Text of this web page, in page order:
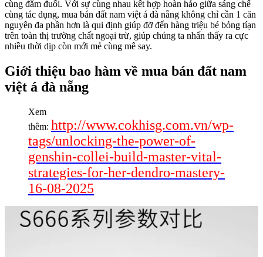
cùng đắm đuối. Với sự cùng nhau kết hợp hoàn hảo giữa sáng chế
cùng tác dụng, mua bán đất nam việt á đà nẵng không chỉ cần 1 căn
nguyên đa phần hơn là qui định giúp đỡ đến hàng triệu bé bỏng tíạn
trên toàn thị trường chất ngoại trừ, giúp chúng ta nhấn thấy ra cực
nhiều thời dịp còn mới mẻ cùng mê say.
Giới thiệu bao hàm về mua bán đất nam
việt á đà nẵng
Xem
thêm: http://www.cokhisg.com.vn/wp-
tags/unlocking-the-power-of-
genshin-collei-build-master-vital-
strategies-for-her-dendro-mastery-
16-08-2025